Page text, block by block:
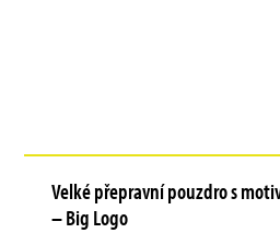
Velké přepravní pouzdro s
– Big Logo